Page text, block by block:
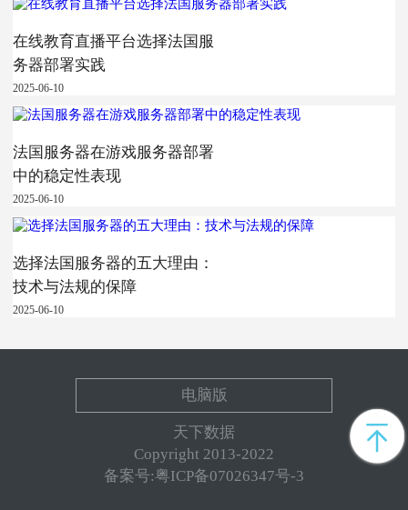
在线教育直播平台选择法国服
务器部署实践
2025-06-10
法国服务器在游戏服务器部署
中的稳定性表现
2025-06-10
选择法国服务器的五大理由：
技术与法规的保障
2025-06-10
电脑版
天下数据
Copyright 2013-2022
备案号:粤ICP备07026347号-3